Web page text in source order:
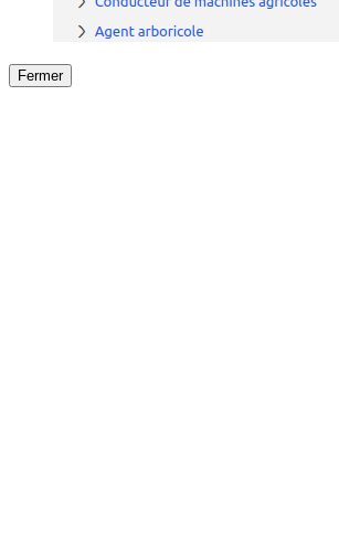
Fermer